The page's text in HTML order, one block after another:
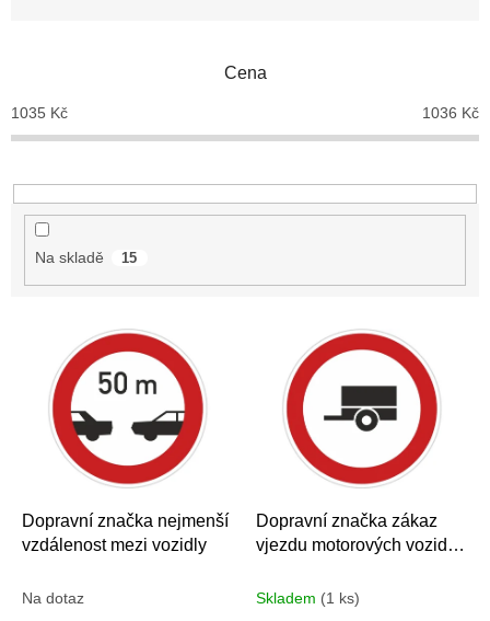
p
r
u
Cena
1035 Kč 1036 Kč
Na skladě 15
Dopravní značka nejmenší
vzdálenost mezi vozidly
Na dotaz
Dopravní značka zákaz
vjezdu motorových vozidel
Skladem (1 ks)